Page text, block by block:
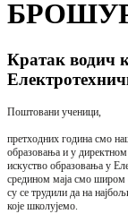
Кратак водич
Поштовани ученици,
претходних година смо
образовања и у
искуство образовања у
средином маја смо широм
су се трудили да на
које школујемо.